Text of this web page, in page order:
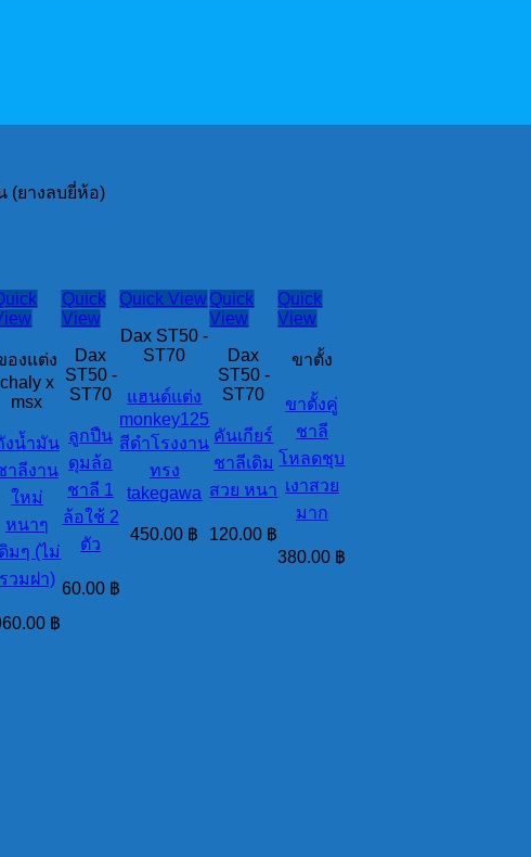
(ยางลบยี่ห้อ)
องแต่ง
chaly x
msx
งน้ำมัน
าลีงาน
ใหม่
หนาๆ
มๆ (ไม่
รวมฝา)
฿
Quick
View
Dax
ST50 -
ST70
ลูกปืน
ดุมล้อ
ชาลี 1
ล้อใช้ 2
ตัว
60.00 ฿
Quick View
Dax ST50 -
ST70
แฮนด์แต่ง
monkey125
สีดำโรงงาน
ทรง
takegawa
450.00 ฿
Quick
View
Dax
ST50 -
ST70
คันเกียร์
ชาลีเดิม
สวย หนา
120.00 ฿
Quick
View
ขาตั้ง
ขาตั้งคู่
ชาลี
โหลดชุบ
เงาสวย
มาก
380.00 ฿